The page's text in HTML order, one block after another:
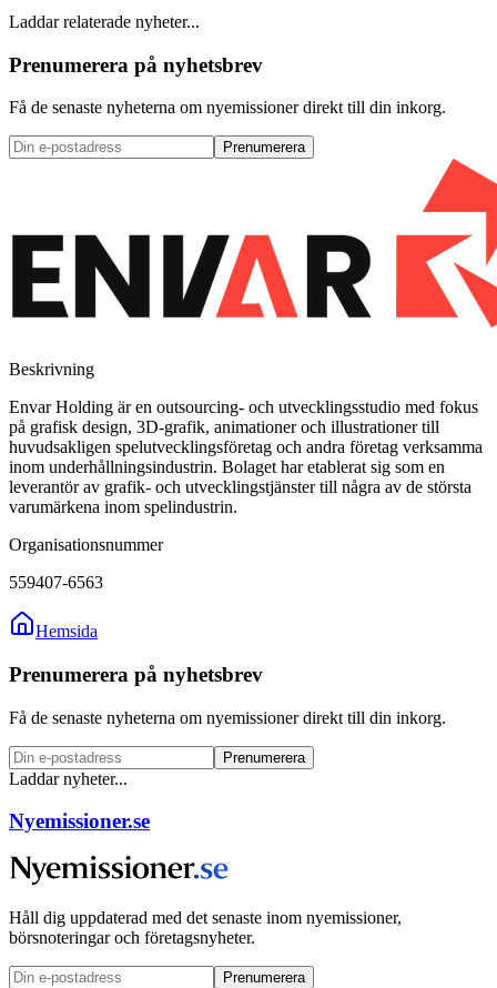
Laddar relaterade nyheter...
Prenumerera på nyhetsbrev
Få de senaste nyheterna om nyemissioner direkt till din inkorg.
Prenumerera
Beskrivning
Envar Holding är en outsourcing- och utvecklingsstudio med fokus
på grafisk design, 3D-grafik, animationer och illustrationer till
huvudsakligen spelutvecklingsföretag och andra företag verksamma
inom underhållningsindustrin. Bolaget har etablerat sig som en
leverantör av grafik- och utvecklingstjänster till några av de största
varumärkena inom spelindustrin.
Organisationsnummer
559407-6563
Hemsida
Prenumerera på nyhetsbrev
Få de senaste nyheterna om nyemissioner direkt till din inkorg.
Prenumerera
Laddar nyheter...
Nyemissioner.se
Håll dig uppdaterad med det senaste inom nyemissioner,
börsnoteringar och företagsnyheter.
Prenumerera